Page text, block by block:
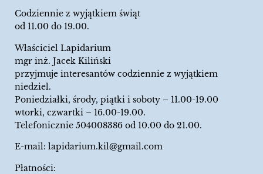
Codziennie z wyjątkiem świąt
od 11.00 do 19.00.
Właściciel Lapidarium
mgr inż. Jacek Kiliński
przyjmuje interesantów codziennie z wyjątkiem
niedziel.
Poniedziałki, środy, piątki i soboty – 11.00-19.00
wtorki, czwartki – 16.00-19.00.
Telefonicznie 504008386 od 10.00 do 21.00.
E-mail: lapidarium.kil@gmail.com
Płatności: